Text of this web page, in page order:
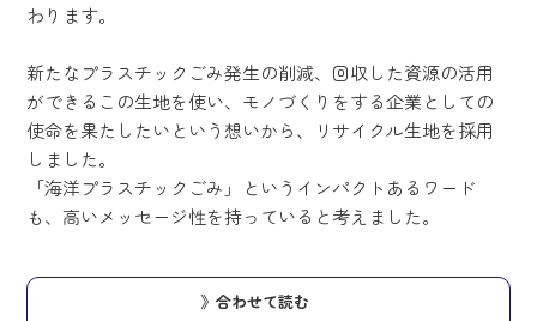
わります。
新たなプラスチックごみ発生の削減、回収した資源の活用
ができるこの生地を使い、モノづくりをする企業としての
使命を果たしたいという想いから、リサイクル生地を採用
しました。
「海洋プラスチックごみ」というインパクトあるワード
も、高いメッセージ性を持っていると考えました。
》合わせて読む